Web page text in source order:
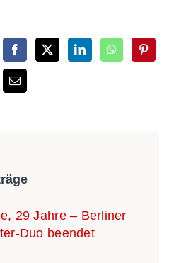
29 Jah­re – Ber­li­ner
Duo been­det